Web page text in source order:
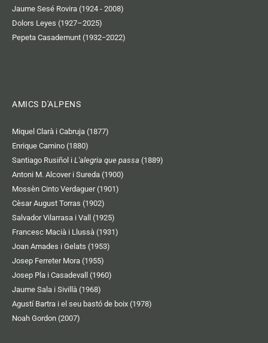
Jaume Sesé Rovira (1924 - 2008)
Dolors Leyes (1927–2025)
Pepeta Casademunt (1932−2022)
AMICS D'ALPENS
Miquel Clarà i Cabruja (1877)
Enrique Camino (1880)
Santiago Rusiñol i L'alegria que passa (1889)
Antoni M. Alcover i Sureda (1900)
Mossèn Cinto Verdaguer (1901)
Cèsar August Torras (1902)
Salvador Vilarrasa i Vall (1925)
Francesc Macià i Llussà (1931)
Joan Amades i Gelats (1953)
Josep Ferreter Mora (1955)
Josep Pla i Casadevall (1960)
Jaume Sala i Sivillà (1968)
Agustí Bartra i el seu bastó de boix (1978)
Noah Gordon (2007)